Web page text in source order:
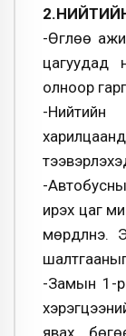
-Ѳглѳѳ
цагуудад
олноор
-
-
ирэх цаг
-Замын 1-р